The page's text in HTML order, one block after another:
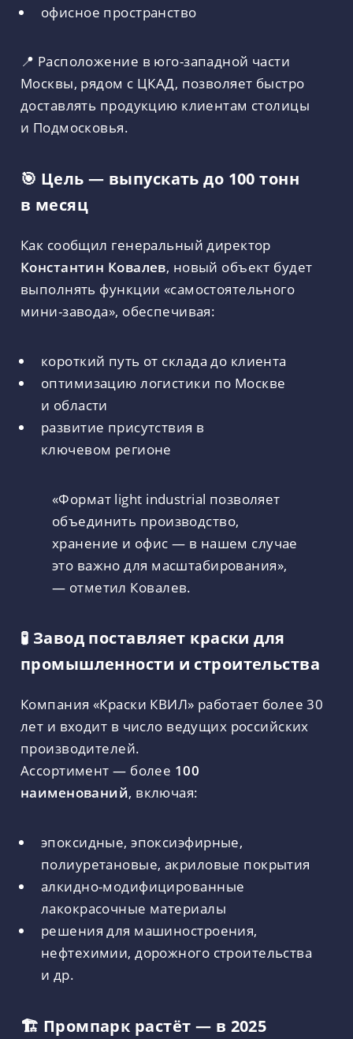
офисное пространство
📍 Расположение в юго-западной части
Москвы, рядом с ЦКАД, позволяет быстро
доставлять продукцию клиентам столицы
и Подмосковья.
🎯 Цель — выпускать до 100 тонн
в месяц
Как сообщил генеральный директор
Константин Ковалев, новый объект будет
выполнять функции «самостоятельного
мини-завода», обеспечивая:
короткий путь от склада до клиента
оптимизацию логистики по Москве
и области
развитие присутствия в
ключевом регионе
«Формат light industrial позволяет
объединить производство,
хранение и офис — в нашем случае
это важно для масштабирования»,
— отметил Ковалев.
🧪 Завод поставляет краски для
промышленности и строительства
Компания «Краски КВИЛ» работает более 30
лет и входит в число ведущих российских
производителей.
Ассортимент — более 100
наименований, включая:
эпоксидные, эпоксиэфирные,
полиуретановые, акриловые покрытия
алкидно-модифицированные
лакокрасочные материалы
решения для машиностроения,
нефтехимии, дорожного строительства
и др.
🏗 Промпарк растёт — в 2025